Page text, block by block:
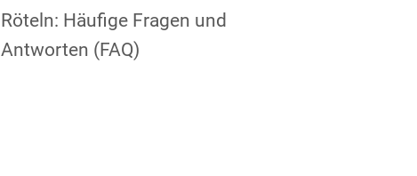
Röteln: Häufige Fragen und
Antworten (FAQ)